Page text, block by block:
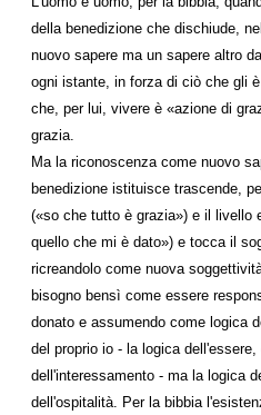
della benedizione che dischiude,
nuovo sapere ma un sapere altro
ogni istante, in forza di ciò che gli
che, per lui, vivere è «azione di
grazia.
Ma la riconoscenza come nuovo
benedizione istituisce trascende,
(«so che tutto è grazia») e il livello
quello che mi è dato») e tocca il
ricreandolo come nuova
bisogno bensì come essere
donato e assumendo come logica
del proprio io - la logica
dell'interessamento - ma la logica
dell'ospitalità. Per la bibbia